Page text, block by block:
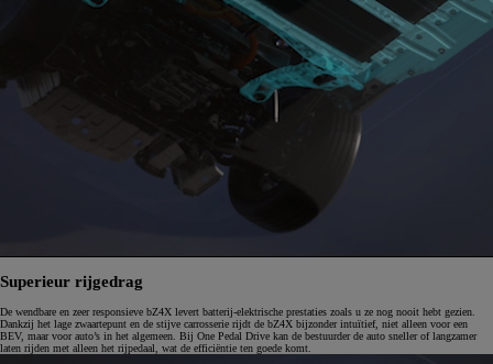
Superieur rijgedrag
De wendbare en zeer responsieve bZ4X levert batterij-elektrische prestaties zoals u ze nog nooit hebt gezien.
Dankzij het lage zwaartepunt en de stijve carrosserie rijdt de bZ4X bijzonder intuïtief, niet alleen voor een
BEV, maar voor auto’s in het algemeen. Bij One Pedal Drive kan de bestuurder de auto sneller of langzamer
laten rijden met alleen het rijpedaal, wat de efficiëntie ten goede komt.